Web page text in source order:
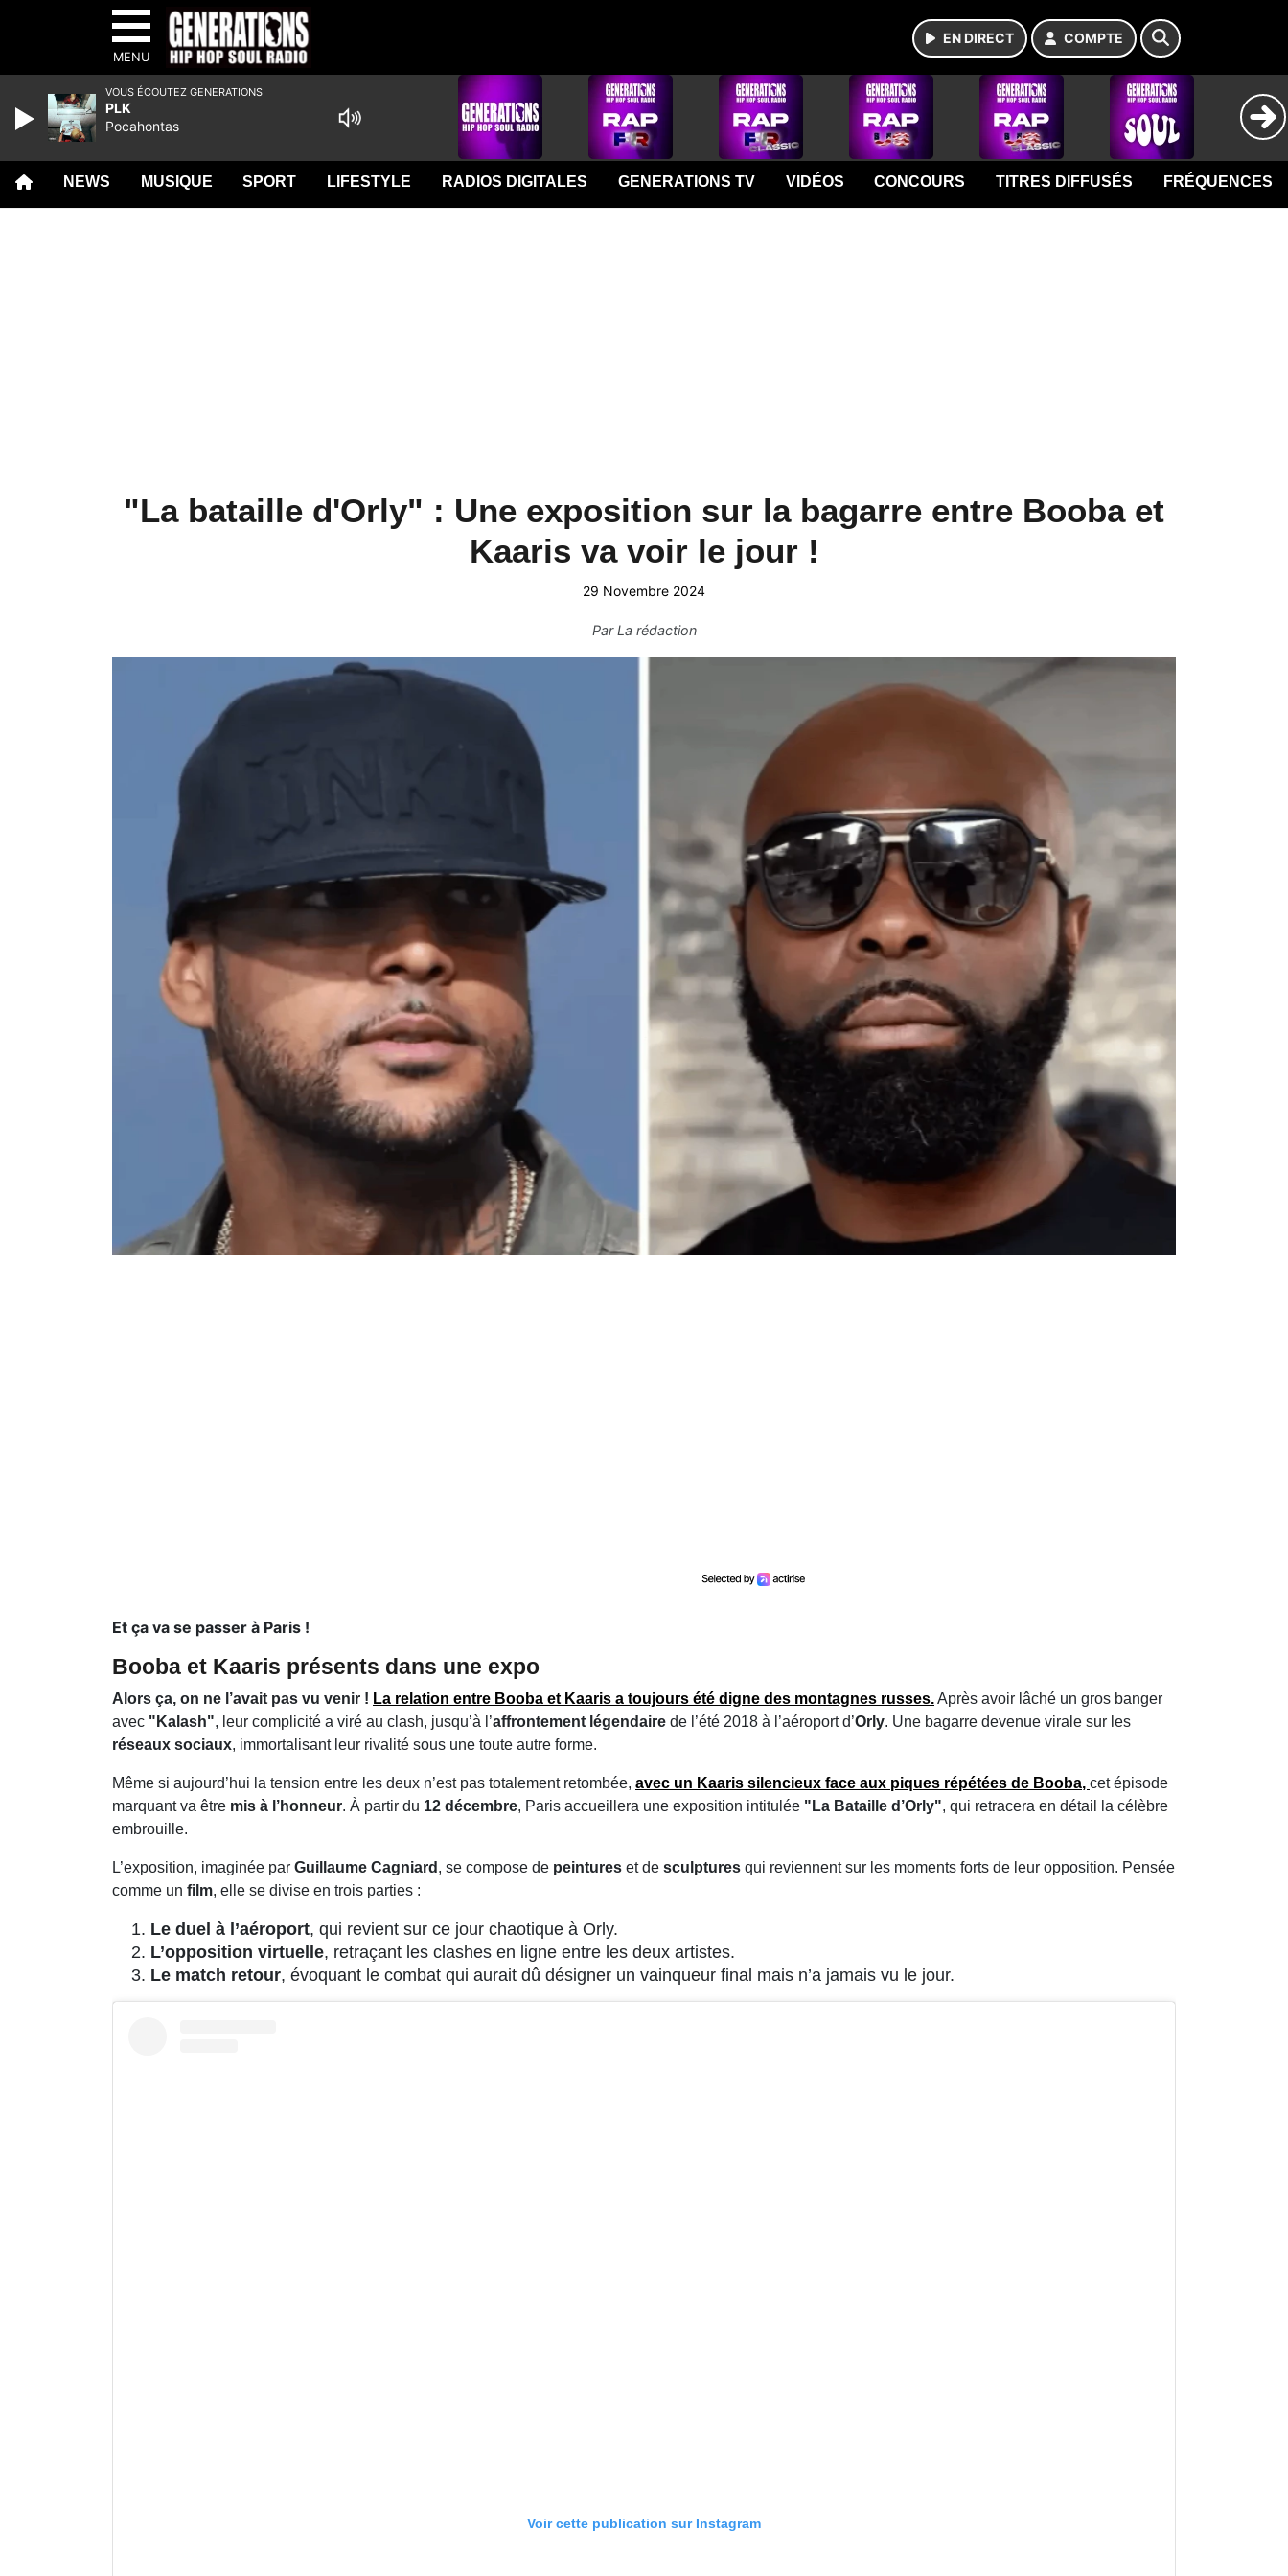
MENU
EN DIRECT COMPTE
NEWS MUSIQUE SPORT LIFESTYLE RADIOS DIGITALES GENERATIONS TV VIDÉOS CONCOURS TITRES DIFFUSÉS FRÉQUENCES
"La bataille d'Orly" : Une exposition sur la bagarre entre Booba et
Kaaris va voir le jour !
29 Novembre 2024
ParLa rédaction
Et ça va se passer à Paris !
Booba et Kaaris présents dans une expo
Alors ça, on ne l’avait pas vu venir ! La relation entre Booba et Kaaris a toujours été digne des montagnes russes.Après avoir lâché un gros banger
avec "Kalash", leur complicité a viré au clash, jusqu’à l’affrontement légendaire de l’été 2018 à l’aéroport d’Orly. Une bagarre devenue virale sur les
réseaux sociaux, immortalisant leur rivalité sous une toute autre forme.
Même si aujourd’hui la tension entre les deux n’est pas totalement retombée, avec un Kaaris silencieux face aux piques répétées de Booba, cet épisode
marquant va être mis à l’honneur. À partir du 12 décembre, Paris accueillera une exposition intitulée "La Bataille d’Orly", qui retracera en détail la célèbre
embrouille.
L’exposition, imaginée par Guillaume Cagniard , se compose de peintures et de sculptures qui reviennent sur les moments forts de leur opposition. Pensée
comme un film, elle se divise en trois parties :
Le duel à l’aéroport, qui revient sur ce jour chaotique à Orly.
L’opposition virtuelle, retraçant les clashes en ligne entre les deux artistes.
Le match retour, évoquant le combat qui aurait dû désigner un vainqueur final mais n’a jamais vu le jour.
Voir cette publication sur Instagram
VOUS ÉCOUTEZ GENERATIONS
PLK
Pocahontas